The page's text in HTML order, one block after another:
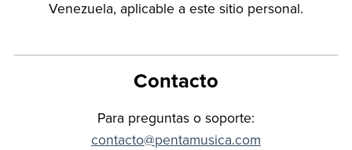
Venezuela, aplicable a este sitio personal.
Contacto
Para preguntas o soporte:
contacto@pentamusica.com